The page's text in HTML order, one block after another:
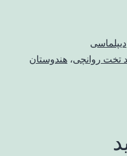
دیپلماسی
تخت روانچی، هندوستان